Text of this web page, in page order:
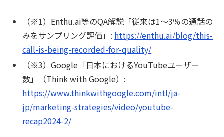
（※1）Enthu.ai等のQA解説「従来は1〜3％の通話の
みをサンプリング評価」: https://enthu.ai/blog/this-
call-is-being-recorded-for-quality/
（※3）Google「日本におけるYouTubeユーザー
数」（Think with Google）:
https://www.thinkwithgoogle.com/intl/ja-
jp/marketing-strategies/video/youtube-
recap2024-2/